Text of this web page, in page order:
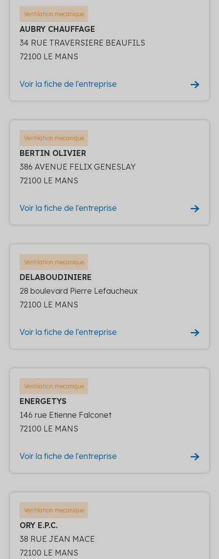
Ventilation mecanique
AUBRY CHAUFFAGE
34 RUE TRAVERSIERE BEAUFILS
72100 LE MANS
Voir la fiche de l'entreprise
Ventilation mecanique
BERTIN OLIVIER
386 AVENUE FELIX GENESLAY
72100 LE MANS
Voir la fiche de l'entreprise
Ventilation mecanique
DELABOUDINIERE
28 boulevard Pierre Lefaucheux
72100 LE MANS
Voir la fiche de l'entreprise
Ventilation mecanique
ENERGETYS
146 rue Etienne Falconet
72100 LE MANS
Voir la fiche de l'entreprise
Ventilation mecanique
ORY E.P.C.
38 RUE JEAN MACE
72100 LE MANS